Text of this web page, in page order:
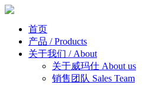
首页
产品 / Products
关于我们 / About
关于威玛仕 About us
销售团队 Sales Team